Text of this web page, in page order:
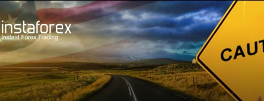
तुरंत खाता खोलना ट्रेडिंग प्लेटफॉर्म
के लिए निवेशकों के लिए भागीदारों के लिए अभियान